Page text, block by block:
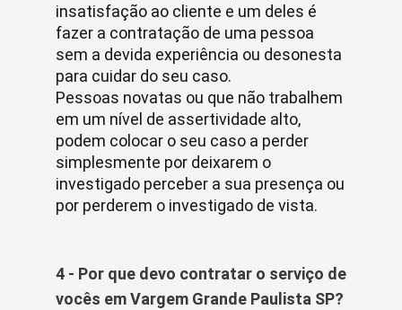
insatisfação ao cliente e um deles é
fazer a contratação de uma pessoa
sem a devida experiência ou desonesta
para cuidar do seu caso.
Pessoas novatas ou que não trabalhem
em um nível de assertividade alto,
podem colocar o seu caso a perder
simplesmente por deixarem o
investigado perceber a sua presença ou
por perderem o investigado de vista.
4 - Por que devo contratar o serviço de
vocês em Vargem Grande Paulista SP?